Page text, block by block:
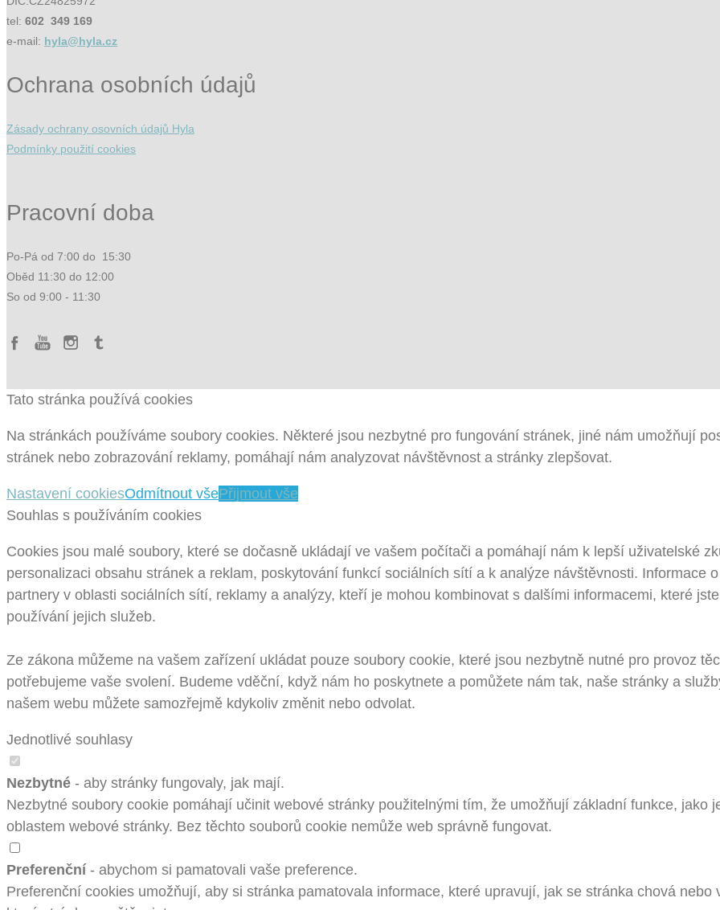
tel: 602 349 169
e-mail: hyla@hyla.cz
Ochrana osobních údajů
Zásady ochrany osovních údajů Hyla
Podmínky použití cookies
Pracovní doba
Po-Pá od 7:00 do 15:30
Oběd 11:30 do 12:00
So od 9:00 - 11:30
Tato stránka používá cookies
Na stránkách používáme soubory cookies. Některé jsou nezbytné pro fungování stránek, jiné nám umožňují
stránek nebo zobrazování reklamy, pomáhají nám analyzovat návštěvnost a stránky zlepšovat.
Nastavení cookiesOdmítnout všePřijmout vše
Souhlas s používáním cookies
Cookies jsou malé soubory, které se dočasně ukládají ve vašem počítači a pomáhají nám k lepší uživatelské
personalizaci obsahu stránek a reklam, poskytování funkcí sociálních sítí a k analýze návštěvnosti. Informace
partnery v oblasti sociálních sítí, reklamy a analýzy, kteří je mohou kombinovat s dalšími informacemi, které
používání jejich služeb.
Ze zákona můžeme na vašem zařízení ukládat pouze soubory cookie, které jsou nezbytně nutné pro provoz
potřebujeme vaše svolení. Budeme vděční, když nám ho poskytnete a pomůžete nám tak, naše stránky a
našem webu můžete samozřejmě kdykoliv změnit nebo odvolat.
Jednotlivé souhlasy
Nezbytné - aby stránky fungovaly, jak mají.
Nezbytné soubory cookie pomáhají učinit webové stránky použitelnými tím, že umožňují základní funkce, jako
oblastem webové stránky. Bez těchto souborů cookie nemůže web správně fungovat.
Preferenční - abychom si pamatovali vaše preference.
Preferenční cookies umožňují, aby si stránka pamatovala informace, které upravují, jak se stránka chová